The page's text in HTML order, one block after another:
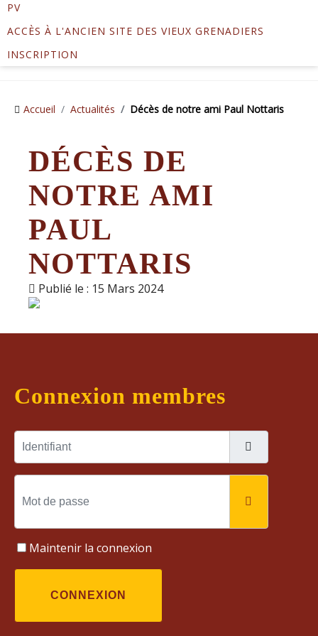
PV
ACCÈS À L'ANCIEN SITE DES VIEUX GRENADIERS
INSCRIPTION
Accueil Actualités Décès de notre ami Paul Nottaris
DÉCÈS DE
NOTRE AMI
PAUL
NOTTARIS
Publié le : 15 Mars 2024
Connexion membres
Identifiant
Mot de passe
Maintenir la connexion
CONNEXION